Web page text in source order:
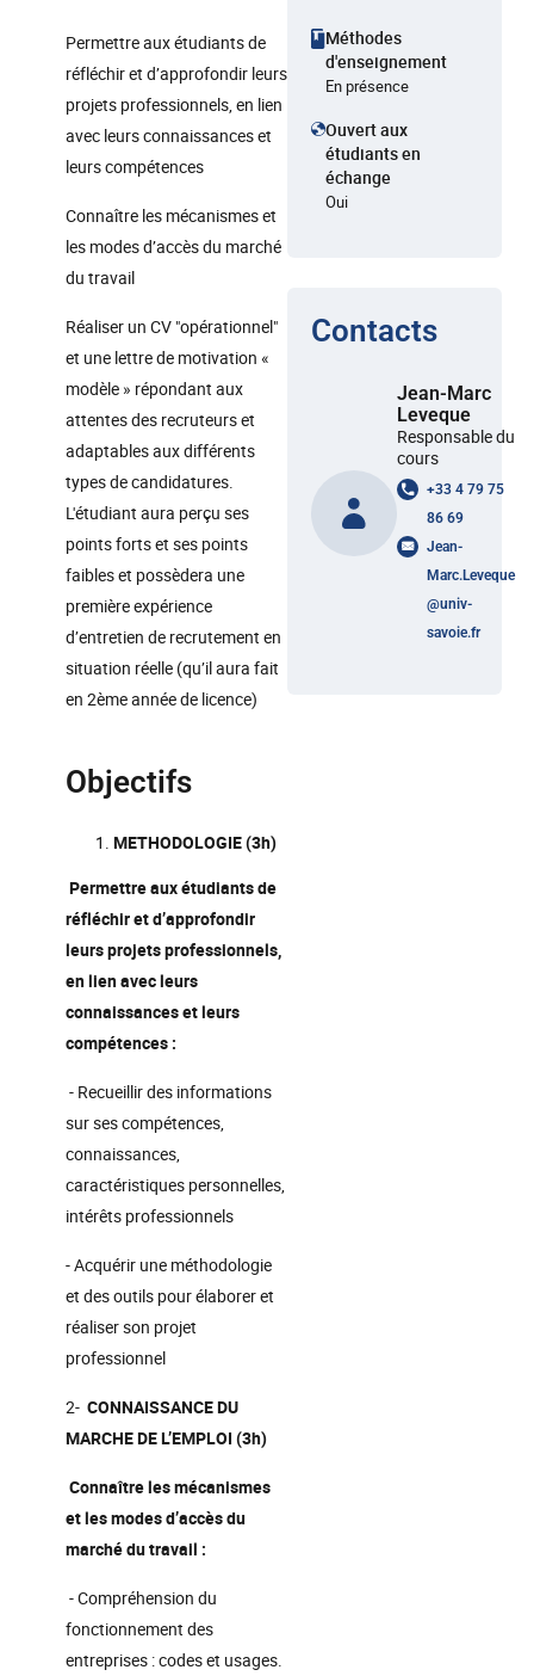
Permettre aux étudiants de
réfléchir et d’approfondir leurs
projets professionnels, en lien
avec leurs connaissances et
leurs compétences
Connaître les mécanismes et
les modes d’accès du marché
du travail
Réaliser un CV "opérationnel"
et une lettre de motivation «
modèle » répondant aux
attentes des recruteurs et
adaptables aux différents
types de candidatures.
L'étudiant aura perçu ses
points forts et ses points
faibles et possèdera une
première expérience
d’entretien de recrutement en
situation réelle (qu’il aura fait
en 2ème année de licence)
Objectifs
METHODOLOGIE (3h)
Permettre aux étudiants de
réfléchir et d’approfondir
leurs projets professionnels,
en lien avec leurs
connaissances et leurs
compétences :
- Recueillir des informations
sur ses compétences,
connaissances,
caractéristiques personnelles,
intérêts professionnels
- Acquérir une méthodologie
et des outils pour élaborer et
réaliser son projet
professionnel
2- CONNAISSANCE DU
MARCHE DE L’EMPLOI (3h)
Connaître les mécanismes
et les modes d’accès du
marché du travail :
- Compréhension du
fonctionnement des
entreprises : codes et usages.
Méthodes
d'enseignement
En présence
Ouvert aux
étudiants en
échange
Oui
Contacts
Jean-Marc
Leveque
Responsable du
cours
+33 4 79 75
86 69
Jean-
Marc.Leveque
@univ-
savoie.fr